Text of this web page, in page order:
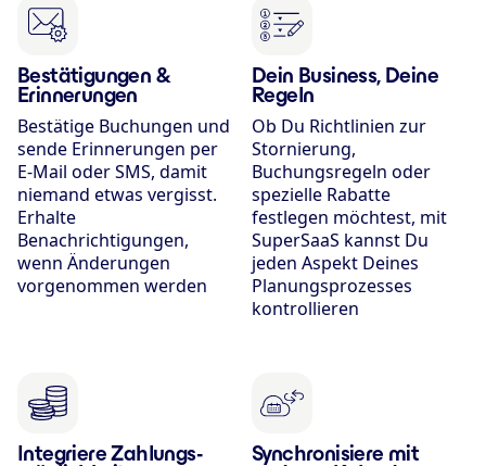
Bestätigungen &
Erinnerungen
Bestätige Buchungen und
sende Erinnerungen per
E-Mail oder SMS, damit
niemand etwas vergisst.
Erhalte
Benachrichtigungen,
wenn Änderungen
vorgenommen werden
Dein Business, Deine
Regeln
Ob Du Richtlinien zur
Stornierung,
Buchungsregeln oder
spezielle Rabatte
festlegen möchtest, mit
SuperSaaS kannst Du
jeden Aspekt Deines
Planungsprozesses
kontrollieren
Integriere Zahlungs­
Synchronisiere mit